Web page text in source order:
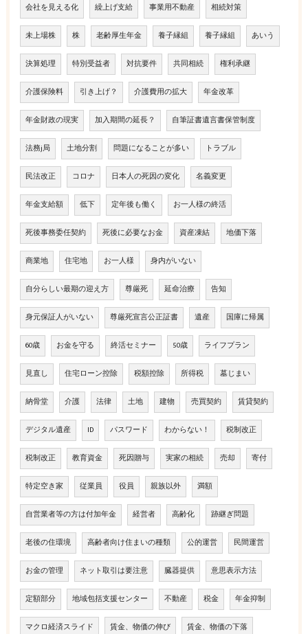
会社を見える化 繰上げ支給 事業用不動産 相続対策
未上場株 株 老齢厚生年金 養子縁組 養子縁組 あいう
決算処理 特別受益者 対抗要件 共同相続 権利承継
介護保険料 引き上げ？ 介護費用の拡大 年金改革
年金財政の現実 加入期間の延長？ 自筆証書遺言書保管制度
法務j局 土地分割 問題になることが多い トラブル
民法改正 コロナ 日本人の死因の変化 名義変更
年金支給額 低下 定年後も働く お一人様の終活
死後事務委任契約 死後に必要なお金 資産凍結 地価下落
商業地 住宅地 お一人様 身内がいない
自分らしい最期の迎え方 尊厳死 延命治療 告知
身元保証人がいない 尊厳死宣言公正証書 遺産 国庫に帰属
60歳 お金を守る 終活セミナー 50歳 ライフプラン
見直し 住宅ローン控除 税額控除 所得税 墓じまい
納骨堂 介護 法律 土地 建物 売買契約 賃貸契約
デジタル遺産 ID パスワード わからない！ 税制改正
税制改正 教育資金 死因贈与 実家の相続 売却 寄付
特定空き家 従業員 役員 親族以外 満額
自営業者等の方は付加年金 経営者 高齢化 跡継ぎ問題
老後の住環境 高齢者向け住まいの種類 公的運営 民間運営
お金の管理 ネット取引は要注意 臓器提供 意思表示方法
定額部分 地域包括支援センター 不動産 税金 年金抑制
マクロ経済スライド 賃金、物価の伸び 賃金、物価の下落